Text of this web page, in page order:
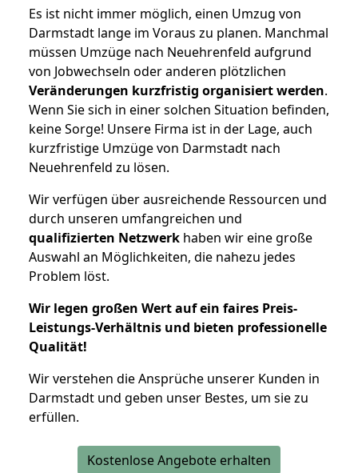
Es ist nicht immer möglich, einen Umzug von
Darmstadt lange im Voraus zu planen. Manchmal
müssen Umzüge nach Neuehrenfeld aufgrund
von Jobwechseln oder anderen plötzlichen
Veränderungen kurzfristig organisiert werden.
Wenn Sie sich in einer solchen Situation befinden,
keine Sorge! Unsere Firma ist in der Lage, auch
kurzfristige Umzüge von Darmstadt nach
Neuehrenfeld zu lösen.
Wir verfügen über ausreichende Ressourcen und
durch unseren umfangreichen und
qualifizierten Netzwerk haben wir eine große
Auswahl an Möglichkeiten, die nahezu jedes
Problem löst.
Wir legen großen Wert auf ein faires Preis-
Leistungs-Verhältnis und bieten professionelle
Qualität!
Wir verstehen die Ansprüche unserer Kunden in
Darmstadt und geben unser Bestes, um sie zu
erfüllen.
Kostenlose Angebote erhalten